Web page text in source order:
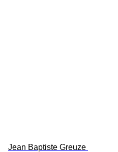
Jean Baptiste Greuze